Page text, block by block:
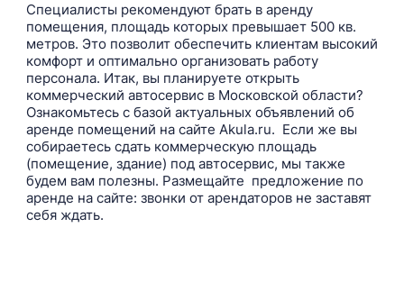
Специалисты рекомендуют брать в аренду
помещения, площадь которых превышает 500 кв.
метров. Это позволит обеспечить клиентам высокий
комфорт и оптимально организовать работу
персонала. Итак, вы планируете открыть
коммерческий автосервис в Московской области?
Ознакомьтесь с базой актуальных объявлений об
аренде помещений на сайте Akula.ru. Если же вы
собираетесь сдать коммерческую площадь
(помещение, здание) под автосервис, мы также
будем вам полезны. Размещайте предложение по
аренде на сайте: звонки от арендаторов не заставят
себя ждать.